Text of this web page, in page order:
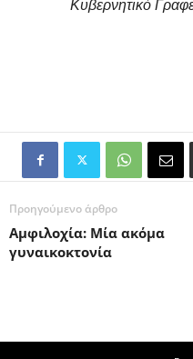
Κυβερνητικό
Προηγούμενο άρθρο
Αμφιλοχία: Μία ακόμα
γυναικοκτονία